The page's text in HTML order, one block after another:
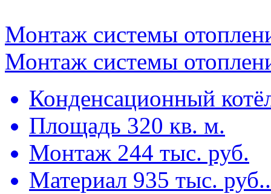
Монтаж системы
Монтаж системы
Конденсационный
Площадь 320 кв. м.
Монтаж 244 тыс. руб.
Материал 935 тыс. руб..